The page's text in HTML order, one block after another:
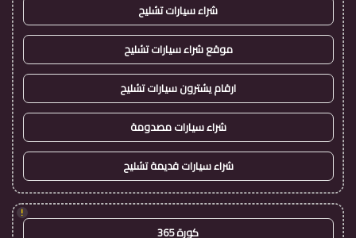
شراء سيارات تشليح
موقع شراء سيارات تشليح
ارقام يشترون سيارات تشليح
شراء سيارات مصدومة
شراء سيارات قديمة تشليح
!
كورة 365